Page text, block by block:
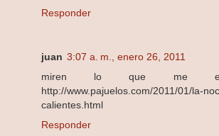
Responder
juan 3:07 a. m., enero 26, 2011
miren lo que me
http://www.pajuelos.com/2011/01/la-
calientes.html
Responder